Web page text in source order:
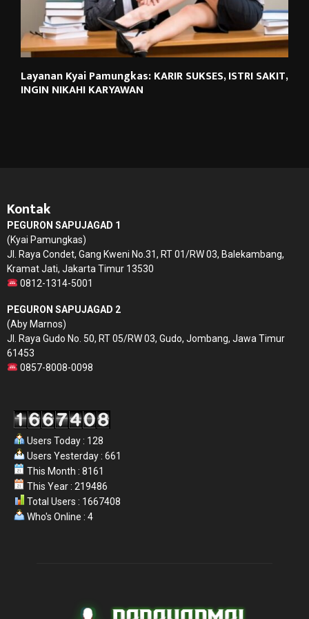
Layanan Kyai Pamungkas: KARIR SUKSES, ISTRI SAKIT,
INGIN NIKAHI KARYAWAN
Kontak
PEGURON SAPUJAGAD 1
(Kyai Pamungkas)
Jl. Raya Condet, Gang Kweni No.31, RT 01/RW 03, Balekambang,
Kramat Jati, Jakarta Timur 13530
0812-1314-5001
PEGURON SAPUJAGAD 2
(Aby Marnos)
Jl. Raya Gudo No. 50, RT 05/RW 03, Gudo, Jombang, Jawa Timur
61453
0857-8008-0098
Users Today : 128
Users Yesterday : 661
This Month : 8161
This Year : 219486
Total Users : 1667408
Who's Online : 4